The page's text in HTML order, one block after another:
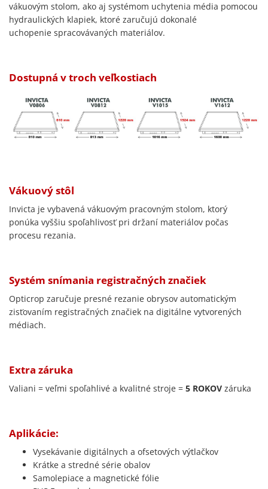
vákuovým stolom, ako aj systémom uchytenia média pomocou
hydraulických klapiek, ktoré zaručujú dokonalé
uchopenie spracovávaných materiálov.
Dostupná v troch veľkostiach
Vákuový stôl
Invicta je vybavená vákuovým pracovným stolom, ktorý
ponúka vyššiu spoľahlivosť pri držaní materiálov počas
procesu rezania.
Systém snímania registračných značiek
Opticrop zaručuje presné rezanie obrysov automatickým
zisťovaním registračných značiek na digitálne vytvorených
médiach.
Extra záruka
Valiani = veľmi spoľahlivé a kvalitné stroje = 5 ROKOV záruka
Aplikácie:
Vysekávanie digitálnych a ofsetových výtlačkov
Krátke a stredné série obalov
Samolepiace a magnetické fólie